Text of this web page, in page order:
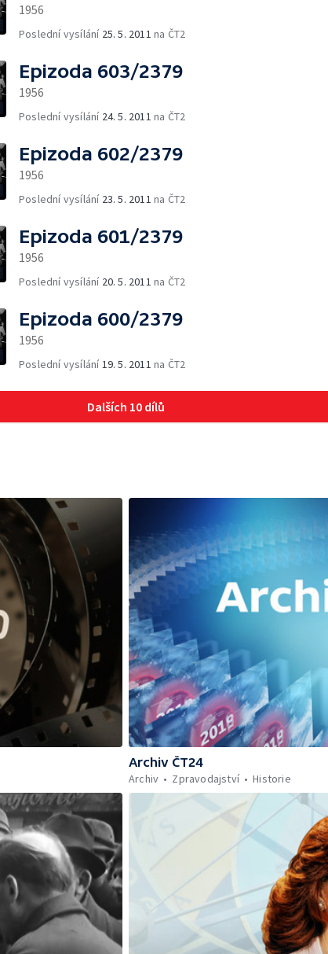
1956
Poslední vysílání 25. 5. 2011 na ČT2
Epizoda 603/2379
1956
Poslední vysílání 24. 5. 2011 na ČT2
Epizoda 602/2379
1956
Poslední vysílání 23. 5. 2011 na ČT2
Epizoda 601/2379
1956
Poslední vysílání 20. 5. 2011 na ČT2
Epizoda 600/2379
1956
Poslední vysílání 19. 5. 2011 na ČT2
Dalších 10 dílů
Archiv ČT24
Archiv
Zpravodajství Historie